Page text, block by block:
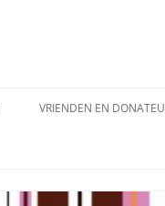
VRIENDEN EN